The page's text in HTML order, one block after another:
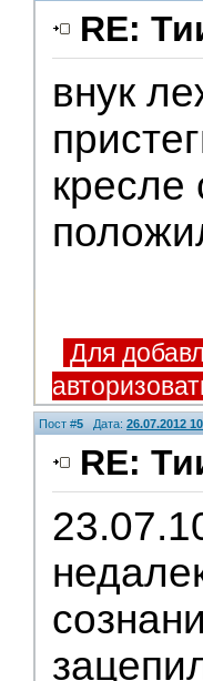
RE:
внук
кресле
Для
Пост #5 Дата: 26.07.2012
RE: